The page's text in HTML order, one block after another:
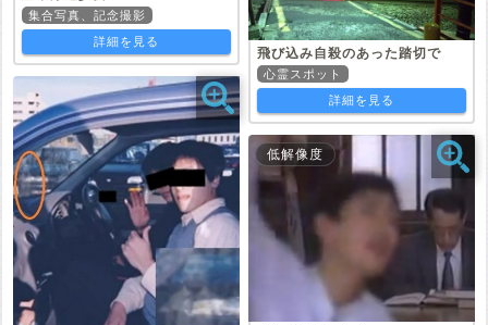
集合写真、記念撮影
詳細を見る
飛び込み自殺のあった踏切で
心霊スポット
詳細を見る
低解像度